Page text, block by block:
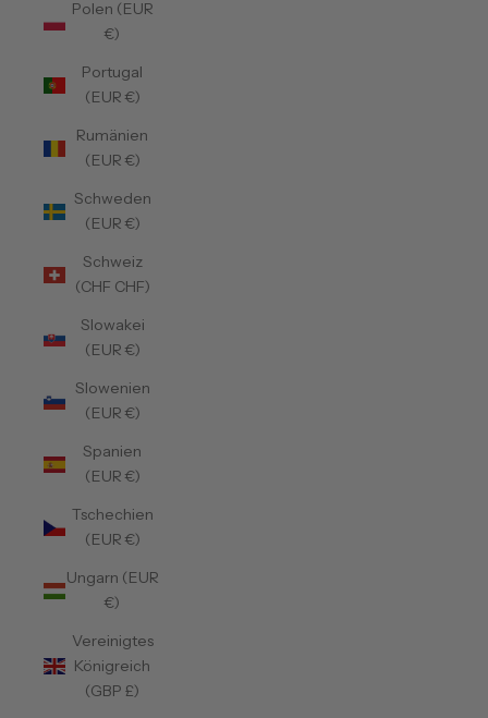
Polen (EUR
€)
Portugal
(EUR €)
Rumänien
(EUR €)
Schweden
(EUR €)
Schweiz
(CHF CHF)
Slowakei
(EUR €)
Slowenien
(EUR €)
Spanien
(EUR €)
Tschechien
(EUR €)
Ungarn (EUR
€)
Vereinigtes
Königreich
(GBP £)